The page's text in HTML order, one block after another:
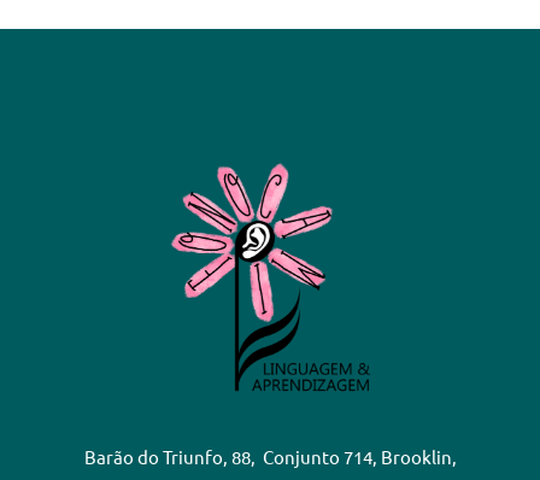
Barão do Triunfo, 88, Conjunto 714, Brooklin,